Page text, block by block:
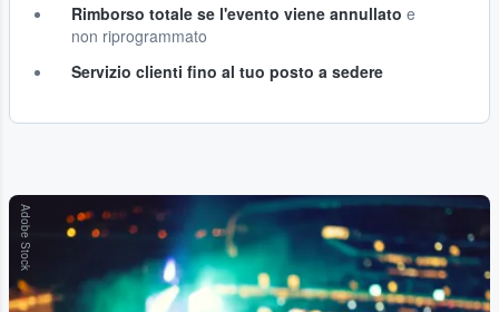
Rimborso totale se l'evento viene annullato e
non riprogrammato
Servizio clienti fino al tuo posto a sedere
Adobe Stock